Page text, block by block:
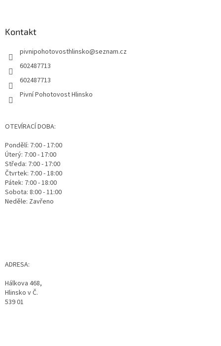
Kontakt
pivnipohotovosthlinsko@seznam.cz
602487713
602487713
Pivní Pohotovost Hlinsko
OTEVÍRACÍ DOBA:
Pondělí: 7:00 - 17:00
Úterý: 7:00 - 17:00
Středa: 7:00 - 17:00
Čtvrtek: 7:00 - 18:00
Pátek: 7:00 - 18:00
Sobota: 8:00 - 11:00
Neděle: Zavřeno
ADRESA:
Hálkova 468,
Hlinsko v Č.
539 01